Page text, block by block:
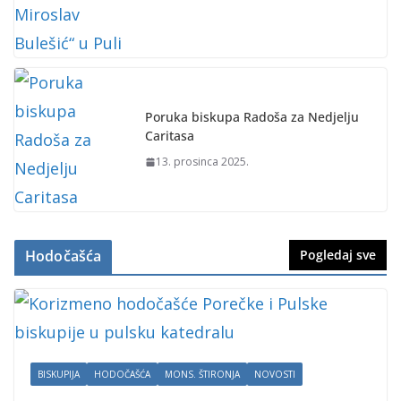
Poruka biskupa Radoša za Nedjelju
Caritasa
13. prosinca 2025.
Hodočašća Pogledaj sve
BISKUPIJA HODOČAŠĆA MONS. ŠTIRONJA NOVOSTI